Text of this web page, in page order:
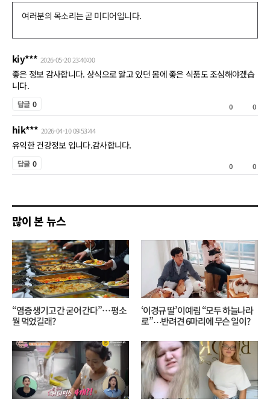
댓
쓰
기
kiy*** 2026-05-20 23:40:00
좋은 정보 감사합니다. 상식으로 알고 있던 몸에 좋은 식품도 조심해야겠습
니다.
답글 0 0 0
hik*** 2026-04-10 09:53:44
유익한 건강정보 입니다.감사합니다.
답글 0
공
0 0
많이 본 뉴스
“염증 생기고 간 굳어 간다”… 평소
뭘 먹었길래?
‘이경규 딸’ 이예림 “모두 하늘나라
로”⋯반려견 6마리에 무슨 일이?